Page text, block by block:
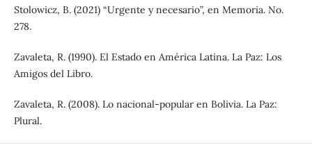
Stolowicz, B. (2021) “Urgente y necesario”, en Memoria. No.
278.
Zavaleta, R. (1990). El Estado en América Latina. La Paz: Los
Amigos del Libro.
Zavaleta, R. (2008). Lo nacional-popular en Bolivia. La Paz:
Plural.